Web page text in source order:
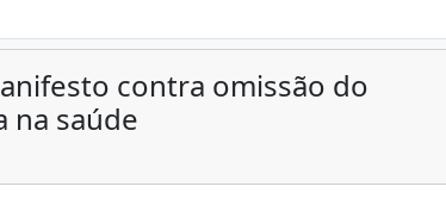
contra omissão do
na saúde